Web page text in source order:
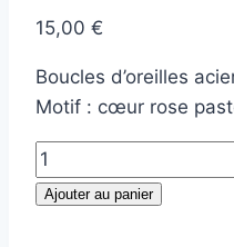
15,00 €
Boucles d’oreilles
Motif : cœur rose
Ajouter au panier